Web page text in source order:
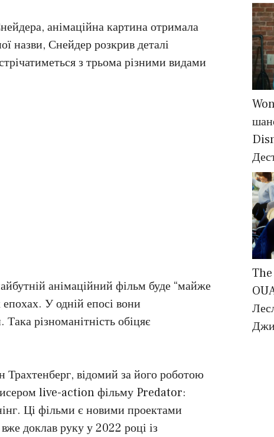
анімаційна картина отримала
Снейдер розкрив деталі
з трьома різними видами
анімаційний фільм буде “майже
У одній епосі вони
різноманітність обіцяє
відомий за його роботою
live-action фільму Predator:
Ці фільми є новими проектами
доклав руку у 2022 році із
The